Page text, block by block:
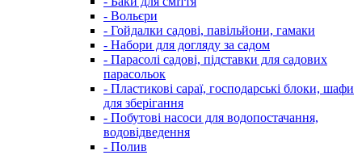
- Вольєри
- Гойдалки садові, павільйони, гамаки
- Набори для догляду за садом
- Парасолі садові, підставки для садових
парасольок
- Пластикові сараї, господарські блоки, шафи
для зберігання
- Побутові насоси для водопостачання,
водовідведення
- Полив